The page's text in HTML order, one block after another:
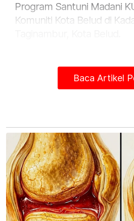
Program Santuni Madani
Komuniti Kota Belud di
Pembangunan Pendidikan
2025 disempurnakan oleh
Baca Artikel